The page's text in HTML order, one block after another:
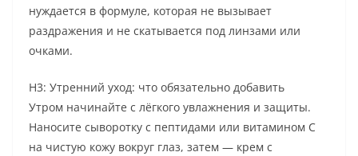
нуждается в формуле, которая не вызывает
раздражения и не скатывается под линзами или
очками.
H3: Утренний уход: что обязательно добавить
Утром начинайте с лёгкого увлажнения и защиты.
Наносите сыворотку с пептидами или витамином C
на чистую кожу вокруг глаз, затем — крем с